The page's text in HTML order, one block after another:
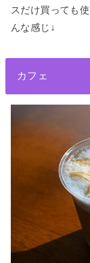
スだけ買っても
んな感じ↓
カフェ